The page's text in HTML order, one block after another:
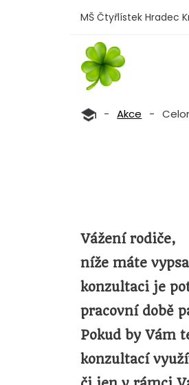
MŠ Čtyřlístek Hradec
- Akce -
Vážení rodiče,
níže máte
konzultaci je
pracovní době
Pokud by Vám
konzultací